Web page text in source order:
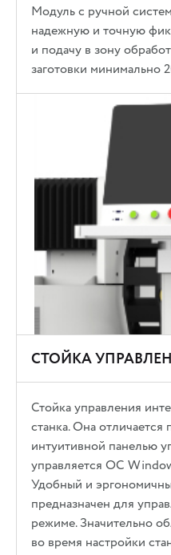
Модуль с ручной
надежную и точную
и подачу в зону
заготовки минимально
СТОЙКА
Стойка управления
станка. Она
интуитивной панелью
управляется ОС
Удобный и
предназначен для
режиме. Значительно
во время настройки